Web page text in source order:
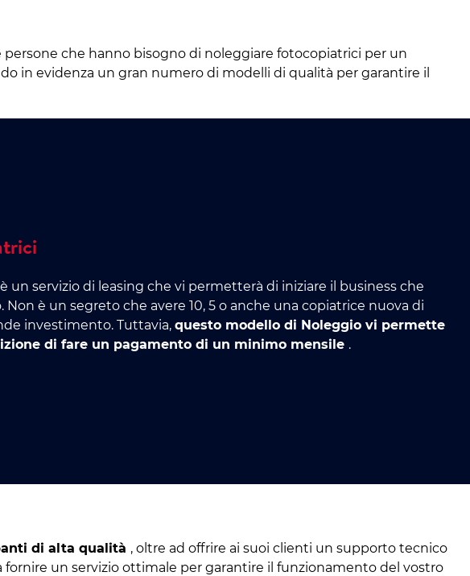
che hanno bisogno di noleggiare fotocopiatrici per un
in evidenza un gran numero di modelli di qualità per garantire il
un servizio di leasing che vi permetterà di iniziare il business che
è un segreto che avere 10, 5 o anche una copiatrice nuova di
investimento. Tuttavia, questo modello di Noleggio vi permette
di fare un pagamento di un minimo mensile .
di alta qualità , oltre ad offrire ai suoi clienti un supporto tecnico
un servizio ottimale per garantire il funzionamento del vostro